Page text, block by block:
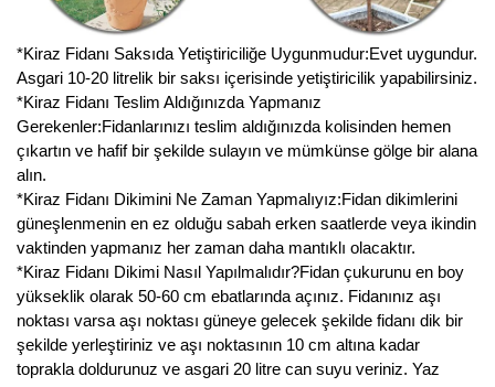
*Kiraz Fidanı Saksıda Yetiştiriciliğe Uygunmudur:Evet uygundur.
Asgari 10-20 litrelik bir saksı içerisinde yetiştiricilik yapabilirsiniz.
*Kiraz Fidanı Teslim Aldığınızda Yapmanız
Gerekenler:Fidanlarınızı teslim aldığınızda kolisinden hemen
çıkartın ve hafif bir şekilde sulayın ve mümkünse gölge bir alana
alın.
*Kiraz Fidanı Dikimini Ne Zaman Yapmalıyız:Fidan dikimlerini
güneşlenmenin en ez olduğu sabah erken saatlerde veya ikindin
vaktinden yapmanız her zaman daha mantıklı olacaktır.
*Kiraz Fidanı Dikimi Nasıl Yapılmalıdır?Fidan çukurunu en boy
yükseklik olarak 50-60 cm ebatlarında açınız. Fidanınız aşı
noktası varsa aşı noktası güneye gelecek şekilde fidanı dik bir
şekilde yerleştiriniz ve aşı noktasının 10 cm altına kadar
toprakla doldurunuz ve asgari 20 litre can suyu veriniz. Yaz